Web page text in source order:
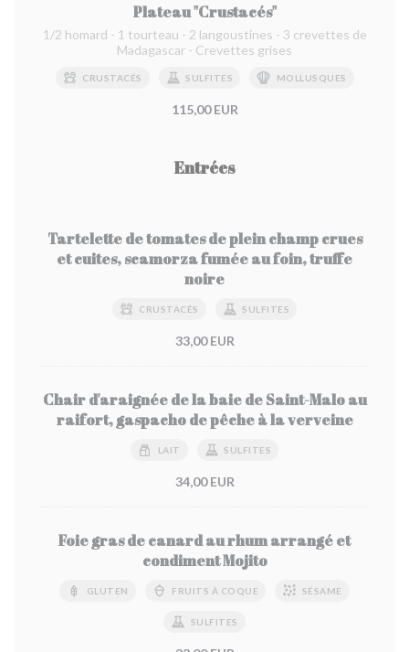
Plateau "Crustacés"
1/2 homard - 1 tourteau - 2 langoustines - 3 crevettes de
Madagascar - Crevettes grises
CRUSTACÉS SULFITES MOLLUSQUES
115,00 EUR
Entrées
Tartelette de tomates de plein champ crues
et cuites, scamorza fumée au foin, truffe
noire
CRUSTACÉS SULFITES
33,00 EUR
Chair d'araignée de la baie de Saint-Malo au
raifort, gaspacho de pêche à la verveine
LAIT SULFITES
34,00 EUR
Foie gras de canard au rhum arrangé et
condiment Mojito
GLUTEN FRUITS À COQUE SÉSAME
SULFITES